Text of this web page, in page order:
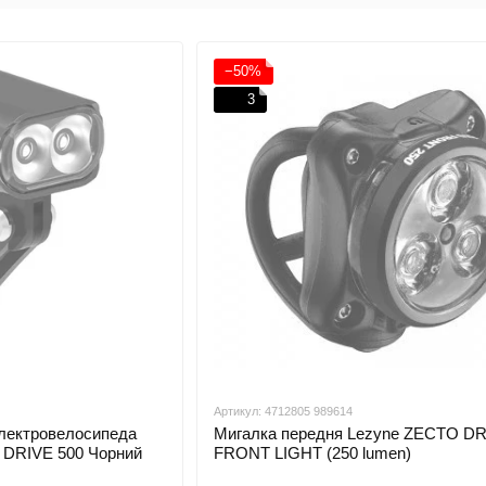
500 Чорний
−50%
3
Артикул: 4712805 989614
Мигалка передня Lezyne ZECTO
FRONT LIGHT (250 lumen)